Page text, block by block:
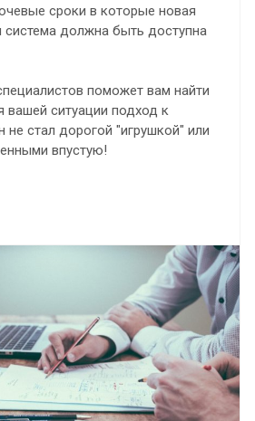
сроки в которые новая
должна быть доступна
поможет вам найти
вашей ситуации подход к
не стал дорогой "игрушкой" или
впустую!